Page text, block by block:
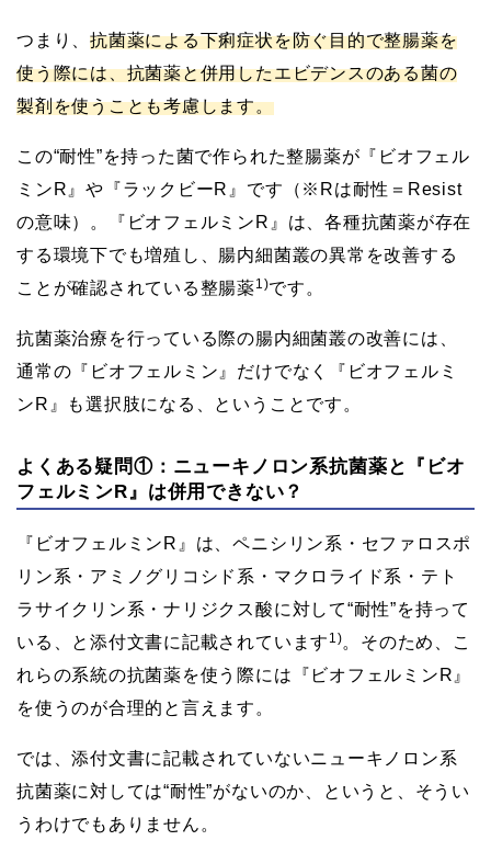
つまり、抗菌薬による下痢症状を防ぐ目的で整腸薬を
使う際には、抗菌薬と併用したエビデンスのある菌の
製剤を使うことも考慮します。
この“耐性”を持った菌で作られた整腸薬が『ビオフェル
ミンR』や『ラックビーR』です（※Rは耐性＝Resist
の意味）。『ビオフェルミンR』は、各種抗菌薬が存在
する環境下でも増殖し、腸内細菌叢の異常を改善する
ことが確認されている整腸薬1)です。
抗菌薬治療を行っている際の腸内細菌叢の改善には、
通常の『ビオフェルミン』だけでなく『ビオフェルミ
ンR』も選択肢になる、ということです。
よくある疑問①：ニューキノロン系抗菌薬と『ビオ
フェルミンR』は併用できない？
『ビオフェルミンR』は、ペニシリン系・セファロスポ
リン系・アミノグリコシド系・マクロライド系・テト
ラサイクリン系・ナリジクス酸に対して“耐性”を持って
いる、と添付文書に記載されています 1)。そのため、こ
れらの系統の抗菌薬を使う際には『ビオフェルミンR』
を使うのが合理的と言えます。
では、添付文書に記載されていないニューキノロン系
抗菌薬に対しては“耐性”がないのか、というと、そうい
うわけでもありません。